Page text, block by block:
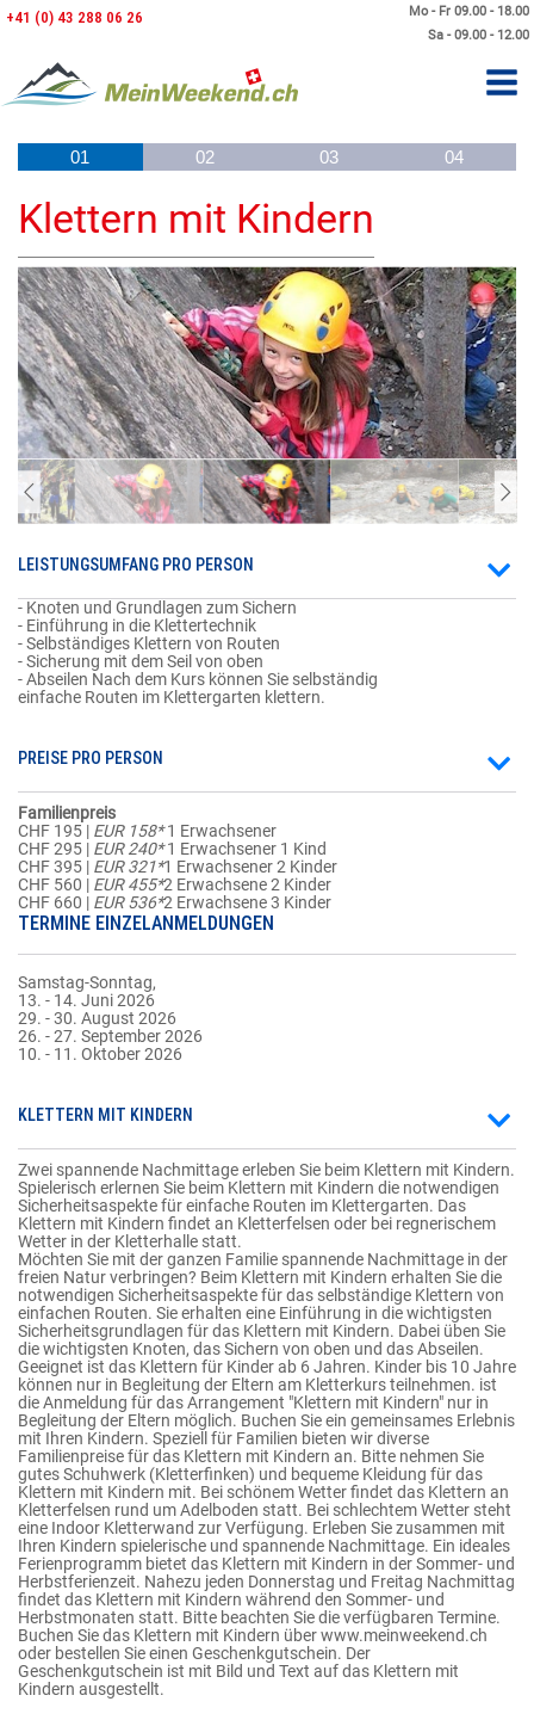
Mo - Fr 09.00 - 18.00
Sa - 09.00 - 12.00
+41 (0) 43 288 06 26
01 02 03 04
Klettern mit Kindern
LEISTUNGSUMFANG PRO PERSON
- Knoten und Grundlagen zum Sichern
- Einführung in die Klettertechnik
- Selbständiges Klettern von Routen
- Sicherung mit dem Seil von oben
- Abseilen Nach dem Kurs können Sie selbständig
einfache Routen im Klettergarten klettern.
PREISE PRO PERSON
Familienpreis
CHF 195 | EUR 158*1 Erwachsener
CHF 295 | EUR 240*1 Erwachsener 1 Kind
CHF 395 | EUR 321*1 Erwachsener 2 Kinder
CHF 560 | EUR 455*2 Erwachsene 2 Kinder
CHF 660 | EUR 536*2 Erwachsene 3 Kinder
TERMINE EINZELANMELDUNGEN
Samstag-Sonntag,
13. - 14. Juni 2026
29. - 30. August 2026
26. - 27. September 2026
10. - 11. Oktober 2026
KLETTERN MIT KINDERN
Zwei spannende Nachmittage erleben Sie beim Klettern mit Kindern.
Spielerisch erlernen Sie beim Klettern mit Kindern die notwendigen
Sicherheitsaspekte für einfache Routen im Klettergarten. Das
Klettern mit Kindern findet an Kletterfelsen oder bei regnerischem
Wetter in der Kletterhalle statt.
Möchten Sie mit der ganzen Familie spannende Nachmittage in der
freien Natur verbringen? Beim Klettern mit Kindern erhalten Sie die
notwendigen Sicherheitsaspekte für das selbständige Klettern von
einfachen Routen. Sie erhalten eine Einführung in die wichtigsten
Sicherheitsgrundlagen für das Klettern mit Kindern. Dabei üben Sie
die wichtigsten Knoten, das Sichern von oben und das Abseilen.
Geeignet ist das Klettern für Kinder ab 6 Jahren. Kinder bis 10 Jahre
können nur in Begleitung der Eltern am Kletterkurs teilnehmen. ist
die Anmeldung für das Arrangement "Klettern mit Kindern" nur in
Begleitung der Eltern möglich. Buchen Sie ein gemeinsames Erlebnis
mit Ihren Kindern. Speziell für Familien bieten wir diverse
Familienpreise für das Klettern mit Kindern an. Bitte nehmen Sie
gutes Schuhwerk (Kletterfinken) und bequeme Kleidung für das
Klettern mit Kindern mit. Bei schönem Wetter findet das Klettern an
Kletterfelsen rund um Adelboden statt. Bei schlechtem Wetter steht
eine Indoor Kletterwand zur Verfügung. Erleben Sie zusammen mit
Ihren Kindern spielerische und spannende Nachmittage. Ein ideales
Ferienprogramm bietet das Klettern mit Kindern in der Sommer- und
Herbstferienzeit. Nahezu jeden Donnerstag und Freitag Nachmittag
findet das Klettern mit Kindern während den Sommer- und
Herbstmonaten statt. Bitte beachten Sie die verfügbaren Termine.
Buchen Sie das Klettern mit Kindern über www.meinweekend.ch
oder bestellen Sie einen Geschenkgutschein. Der
Geschenkgutschein ist mit Bild und Text auf das Klettern mit
Kindern ausgestellt.